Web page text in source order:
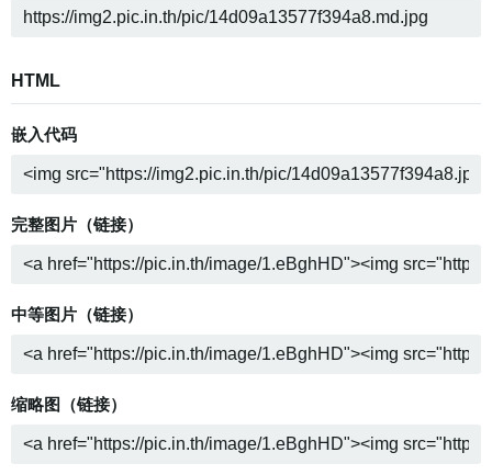
HTML
嵌入代码
完整图片（链接）
中等图片（链接）
缩略图（链接）